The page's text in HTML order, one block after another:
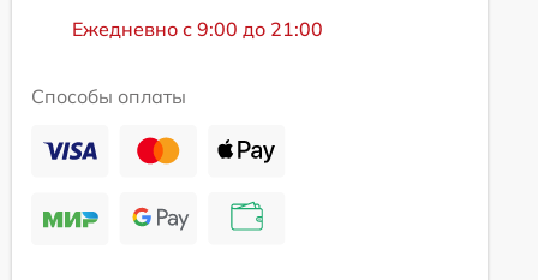
Ежедневно с 9:00 до 21:00
Способы оплаты